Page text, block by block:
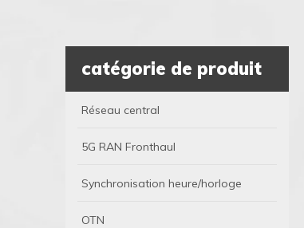
catégorie de produit
Réseau central
5G RAN Fronthaul
Synchronisation heure/horloge
OTN